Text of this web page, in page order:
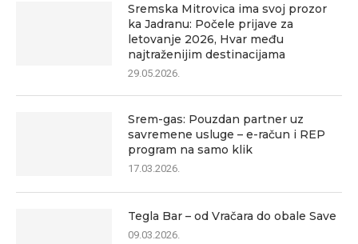
Sremska Mitrovica ima svoj prozor
ka Jadranu: Počele prijave za
letovanje 2026, Hvar među
najtraženijim destinacijama
29.05.2026.
Srem-gas: Pouzdan partner uz
savremene usluge – e-račun i REP
program na samo klik
17.03.2026.
Tegla Bar – od Vračara do obale Save
09.03.2026.